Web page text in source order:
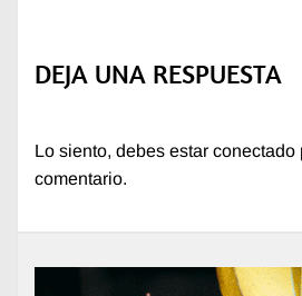
DEJA UNA RESPUESTA
Lo siento, debes estar conectado
comentario.